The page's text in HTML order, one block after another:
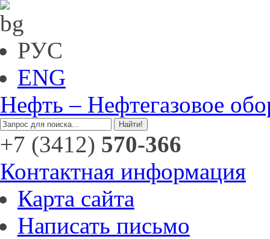
РУС
ENG
Нефть – Нефтегазовое
+7 (3412) 570-366
Контактная информация
Карта сайта
Написать письмо